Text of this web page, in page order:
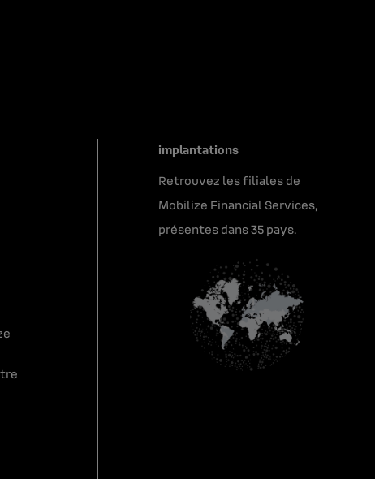
implantations
Retrouvez les filiales de
Mobilize Financial Services,
présentes dans 35 pays.